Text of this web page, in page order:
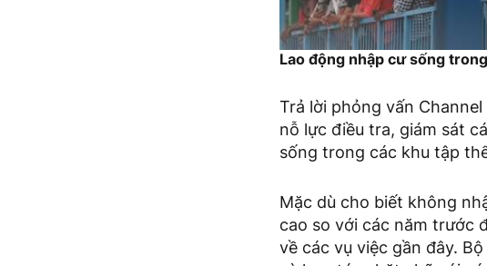
Lao động nhập cư sống
Trả lời phỏng vấn
nỗ lực điều tra, giám sát
sống trong các khu tập
Mặc dù cho biết không
cao so với các năm trước
về các vụ việc gần đây.